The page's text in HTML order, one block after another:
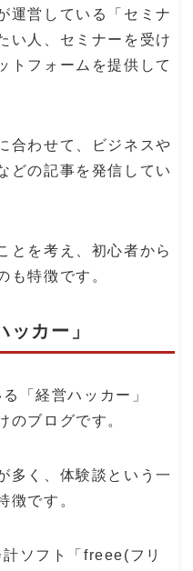
運営している「セミナ
い人、セミナーを受け
トフォームを提供して
合わせて、ビジネスや
どの記事を発信してい
とを考え、初心者から
も特徴です。
カー」
「経営ハッカー」
のブログです。
多く、体験談という一
徴です。
ソフト「freee(フリ